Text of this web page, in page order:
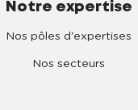
Notre expertise
Nos pôles d'expertises
Nos secteurs